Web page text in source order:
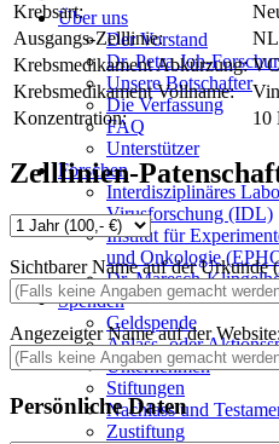
Über uns
Der Vorstand
Dr. Petra Joh-
Unsere Botschafter
Die Verfassung
FAQ
Unterstützer
Forschen
Interdisziplinäres
Virusforschung (IDL)
Institut für
und Onkologie
Dr. Maresch-
Spenden
Geldspende
Anlass- oder
Unternehmen
Stiftungen
Nachlass und
Zustiftung
Krebsart:
Ausgangs-Zelllinie:
Krebsmedikament Abkürzung:
Krebsmedikament Vollname:
Konzentration:
10
Zelllinien-
Sichtbarer Name auf der Urkunde
Angezeigter Name auf der Website:
Persönliche Daten